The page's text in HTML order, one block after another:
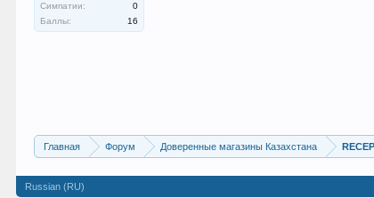
Симпатии:
0
Баллы:
16
Главная Форум Доверенные магазины Казахстана
Russian (RU)